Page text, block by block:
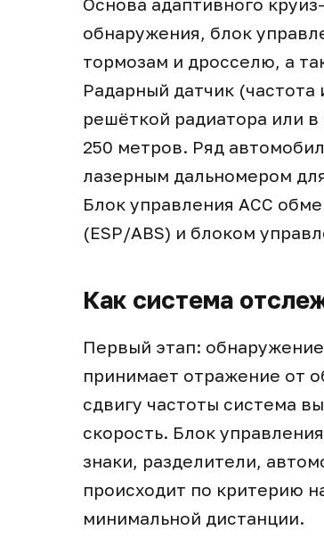
обнаружения, блок
тормозам и дросселю, а
Радарный датчик (частота
решёткой радиатора или
250 метров. Ряд
лазерным дальномером
Блок управления ACC
(ESP/ABS) и блоком
Как система
Первый этап:
принимает отражение от
сдвигу частоты система
скорость. Блок
знаки, разделители,
происходит по критерию
минимальной дистанции.